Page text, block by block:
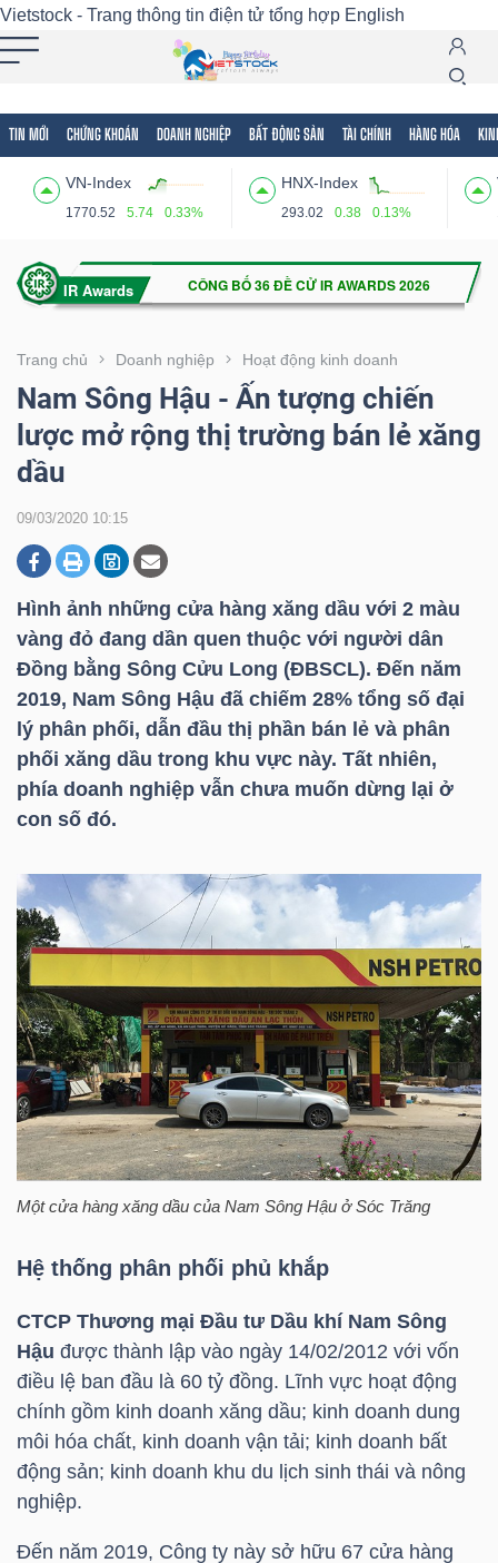
Vietstock - Trang thông tin điện tử tổng hợp English
TIN MỚI CHỨNG KHOÁN DOANH NGHIỆP BẤT ĐỘNG SẢN TÀI CHÍNH HÀNG HÓA
VN-Index
1770.52 5.74 0.33%
HNX-Index
293.02 0.38 0.13%
Trang chủ Doanh nghiệp Hoạt động kinh doanh
Nam Sông Hậu - Ấn tượng chiến
lược mở rộng thị trường bán lẻ xăng
dầu
09/03/2020 10:15
Hình ảnh những cửa hàng xăng dầu với 2 màu
vàng đỏ đang dần quen thuộc với người dân
Đồng bằng Sông Cửu Long (ĐBSCL). Đến năm
2019, Nam Sông Hậu đã chiếm 28% tổng số đại
lý phân phối, dẫn đầu thị phần bán lẻ và phân
phối xăng dầu trong khu vực này. Tất nhiên,
phía doanh nghiệp vẫn chưa muốn dừng lại ở
con số đó.
Một cửa hàng xăng dầu của Nam Sông Hậu ở Sóc Trăng
Hệ thống phân phối phủ khắp
CTCP Thương mại Đầu tư Dầu khí Nam Sông
Hậu được thành lập vào ngày 14/02/2012 với vốn
điều lệ ban đầu là 60 tỷ đồng. Lĩnh vực hoạt động
chính gồm kinh doanh xăng dầu; kinh doanh dung
môi hóa chất, kinh doanh vận tải; kinh doanh bất
động sản; kinh doanh khu du lịch sinh thái và nông
nghiệp.
Đến năm 2019, Công ty này sở hữu 67 cửa hàng
Tất cả Tính năng Ngành Mã chứng khoán
Tính
(-)
VIETSTOCK
CHỨNG
KHOÁN
DOANH
NGHIỆP
BẤT
ĐỘNG
SẢN
TÀI
CHÍNH
HÀNG
HÓA
KINH
TẾ
THẾ
ĐÔNG
DƯƠNG
TÀI